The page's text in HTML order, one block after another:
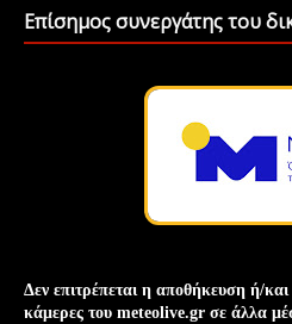
Επίσημος συνεργάτης του
Δεν επιτρέπεται η αποθήκευση ή/και
κάμερες του meteolive.gr σε άλλα